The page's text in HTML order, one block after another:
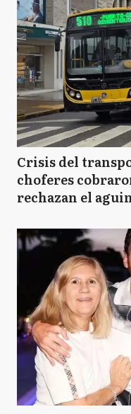
Crisis del
choferes
rechazan el